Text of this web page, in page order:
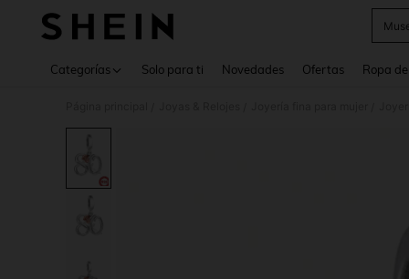
Categorías Solo para ti Novedades Ofertas Ropa